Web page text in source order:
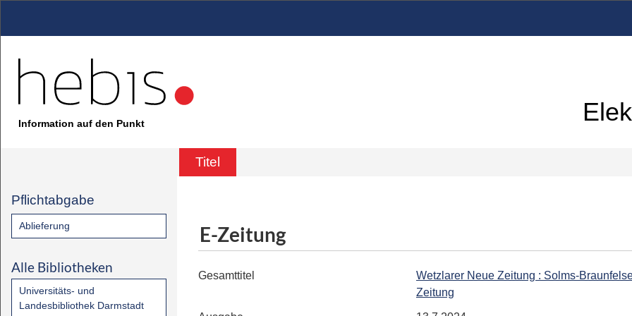
Information auf den Punkt
Titel
Pflichtabgabe
Ablieferung
Alle Bibliotheken
Universitäts- und
Landesbibliothek Darmstadt
E-Zeitung
Gesamttitel
Wetzlarer Neue Zeitung : Solms-
Zeitung